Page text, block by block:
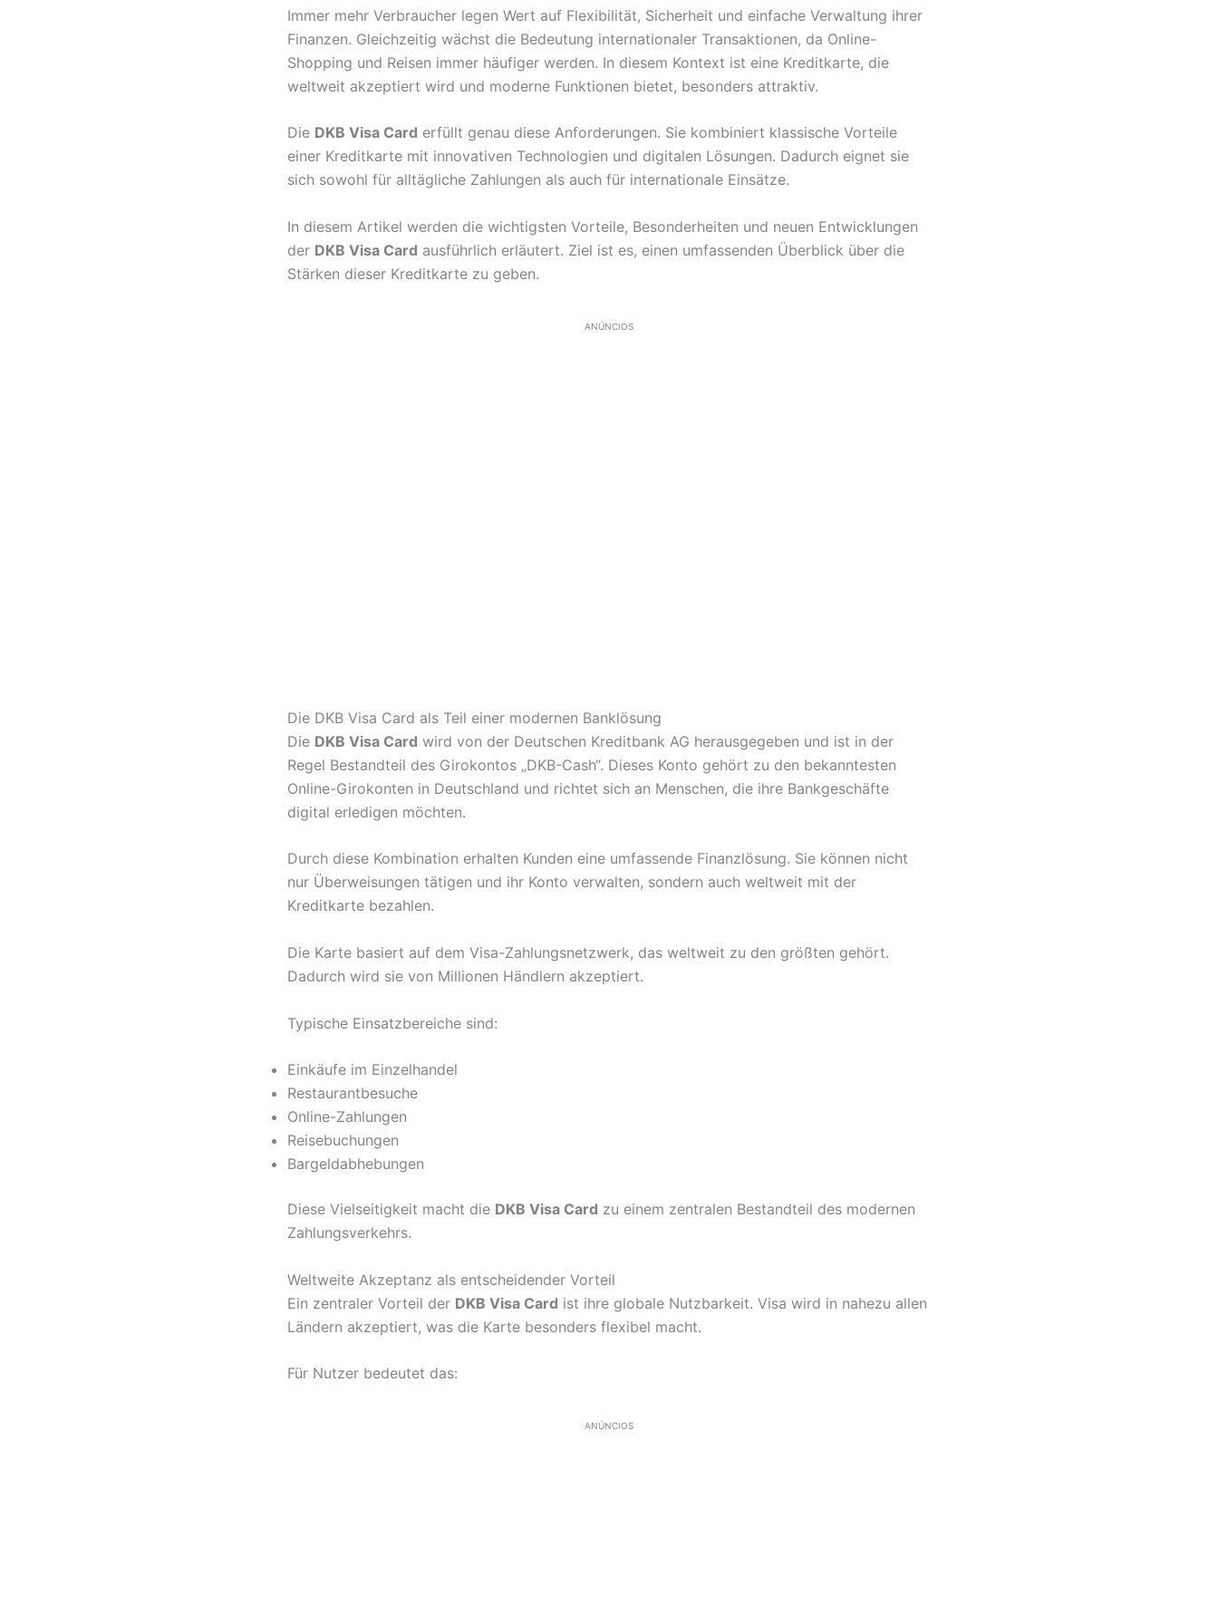
Immer mehr Verbraucher legen Wert auf Flexibilität, Sicherheit und einfache Verwaltung ihrer
Finanzen. Gleichzeitig wächst die Bedeutung internationaler Transaktionen, da Online-
Shopping und Reisen immer häufiger werden. In diesem Kontext ist eine Kreditkarte, die
weltweit akzeptiert wird und moderne Funktionen bietet, besonders attraktiv.
Die DKB Visa Card erfüllt genau diese Anforderungen. Sie kombiniert klassische Vorteile
einer Kreditkarte mit innovativen Technologien und digitalen Lösungen. Dadurch eignet sie
sich sowohl für alltägliche Zahlungen als auch für internationale Einsätze.
In diesem Artikel werden die wichtigsten Vorteile, Besonderheiten und neuen Entwicklungen
der DKB Visa Card ausführlich erläutert. Ziel ist es, einen umfassenden Überblick über die
Stärken dieser Kreditkarte zu geben.
ANÚNCIOS
Die DKB Visa Card als Teil einer modernen Banklösung
Die DKB Visa Card wird von der Deutschen Kreditbank AG herausgegeben und ist in der
Regel Bestandteil des Girokontos „DKB-Cash“. Dieses Konto gehört zu den bekanntesten
Online-Girokonten in Deutschland und richtet sich an Menschen, die ihre Bankgeschäfte
digital erledigen möchten.
Durch diese Kombination erhalten Kunden eine umfassende Finanzlösung. Sie können nicht
nur Überweisungen tätigen und ihr Konto verwalten, sondern auch weltweit mit der
Kreditkarte bezahlen.
Die Karte basiert auf dem Visa-Zahlungsnetzwerk, das weltweit zu den größten gehört.
Dadurch wird sie von Millionen Händlern akzeptiert.
Typische Einsatzbereiche sind:
Einkäufe im Einzelhandel
Restaurantbesuche
Online-Zahlungen
Reisebuchungen
Bargeldabhebungen
Diese Vielseitigkeit macht die DKB Visa Card zu einem zentralen Bestandteil des modernen
Zahlungsverkehrs.
Weltweite Akzeptanz als entscheidender Vorteil
Ein zentraler Vorteil der DKB Visa Card ist ihre globale Nutzbarkeit. Visa wird in nahezu allen
Ländern akzeptiert, was die Karte besonders flexibel macht.
Für Nutzer bedeutet das:
ANÚNCIOS